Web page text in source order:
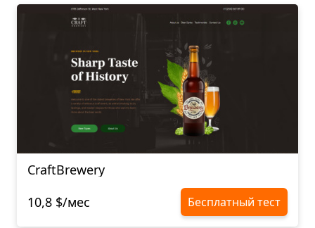
CraftBrewery
10,8 $/мес
Бесплатный тест